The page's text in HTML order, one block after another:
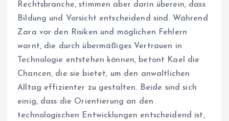
Rechtsbranche, stimmen aber darin überein, dass
Bildung und Vorsicht entscheidend sind. Während
Zara vor den Risiken und möglichen Fehlern
warnt, die durch übermäßiges Vertrauen in
Technologie entstehen können, betont Kael die
Chancen, die sie bietet, um den anwaltlichen
Alltag effizienter zu gestalten. Beide sind sich
einig, dass die Orientierung an den
technologischen Entwicklungen entscheidend ist,